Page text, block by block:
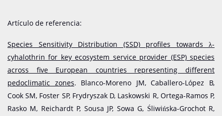
Artículo de referencia:
Species Sensitivity Distribution (SSD) profiles towards λ-
cyhalothrin for key ecosystem service provider (ESP) species
across five European countries representing different
pedoclimatic zones. Blanco-Moreno JM, Caballero-López B,
Cook SM, Foster SP, Frydryszak D, Laskowski R, Ortega-Ramos P,
Rasko M, Reichardt P, Sousa JP, Sowa G, Śliwińska-Grochot R,